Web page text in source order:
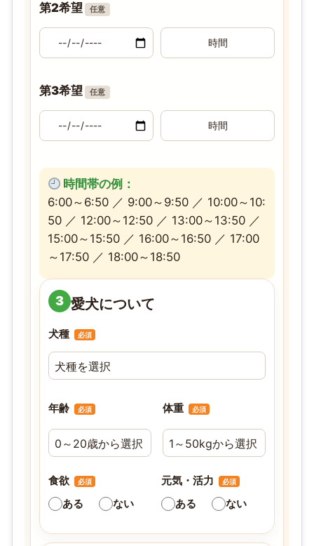
第2希望 任意
第3希望 任意
時間帯の例：
6:00～6:50 ／ 9:00～9:50 ／ 10:00～10:
50 ／ 12:00～12:50 ／ 13:00～13:50 ／
15:00～15:50 ／ 16:00～16:50 ／ 17:00
～17:50 ／ 18:00～18:50
3 愛犬について
犬種 必須
年齢 必須 体重 必須
食欲 必須
ある ない
元気・活力 必須
ある ない